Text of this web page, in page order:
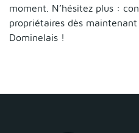
moment. N’hésitez plus :
propriétaires dès
Dominelais !